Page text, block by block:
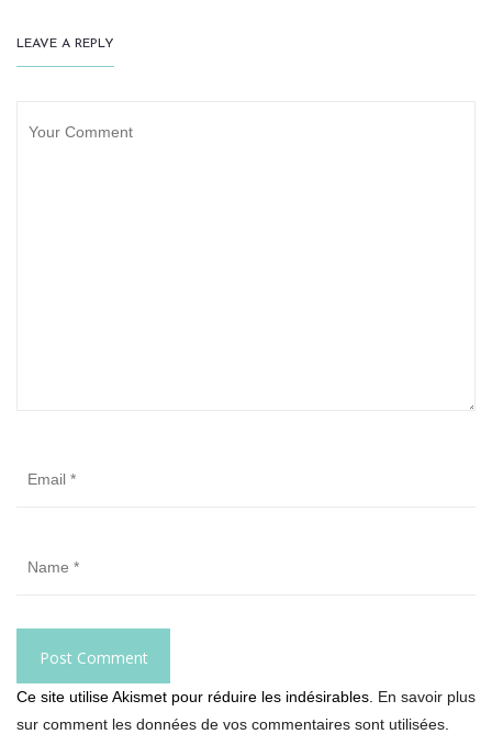
LEAVE A REPLY
Ce site utilise Akismet pour réduire les indésirables. En savoir plus
sur comment les données de vos commentaires sont utilisées